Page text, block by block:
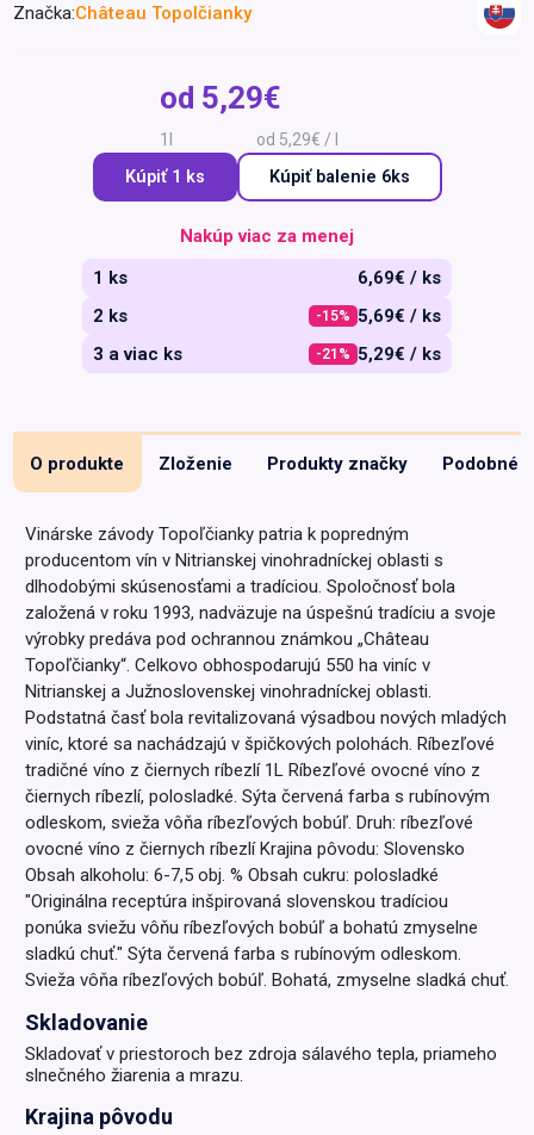
Špeciálna výživa a
Drogéria a kozmetika
Domácnosť a kancelária
Domáci miláčikovia
Lekáreň
Značka:Château Topolčianky
od 5,29€
1l od 5,29€ / l
Kúpiť 1 ks Kúpiťbalenie 6ks
Nakúp viac za menej
1 ks
6,69€ / ks
2 ks
-15% 5,69€ / ks
3 a viac ks
-21% 5,29€ / ks
O produkte Zloženie Produkty značky Podobné
Vinárske závody Topoľčianky patria k popredným
producentom vín v Nitrianskej vinohradníckej oblasti s
dlhodobými skúsenosťami a tradíciou. Spoločnosť bola
založená v roku 1993, nadväzuje na úspešnú tradíciu a svoje
výrobky predáva pod ochrannou známkou „Château
Topoľčianky“. Celkovo obhospodarujú 550 ha viníc v
Nitrianskej a Južnoslovenskej vinohradníckej oblasti.
Podstatná časť bola revitalizovaná výsadbou nových mladých
viníc, ktoré sa nachádzajú v špičkových polohách. Ríbezľové
tradičné víno z čiernych ríbezlí 1L Ríbezľové ovocné víno z
čiernych ríbezlí, polosladké. Sýta červená farba s rubínovým
odleskom, svieža vôňa ríbezľových bobúľ. Druh: ríbezľové
ovocné víno z čiernych ríbezlí Krajina pôvodu: Slovensko
Obsah alkoholu: 6-7,5 obj. % Obsah cukru: polosladké
"Originálna receptúra inšpirovaná slovenskou tradíciou
ponúka sviežu vôňu ríbezľových bobúľ a bohatú zmyselne
sladkú chuť." Sýta červená farba s rubínovým odleskom.
Svieža vôňa ríbezľových bobúľ. Bohatá, zmyselne sladká chuť.
Skladovanie
Skladovať v priestoroch bez zdroja sálavého tepla, priameho
slnečného žiarenia a mrazu.
Krajina pôvodu